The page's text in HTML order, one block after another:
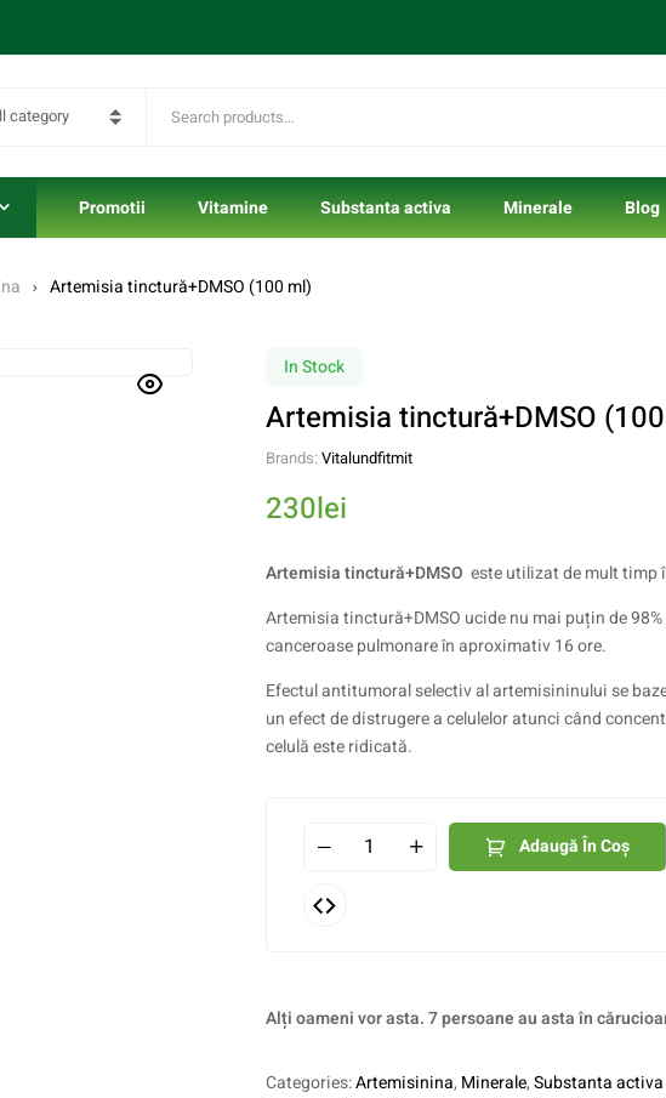
category
Promotii Vitamine Substanta activa Minerale Blog
Artemisia tinctură+DMSO (100 ml)
In Stock
Artemisia tinctură+DMSO
Brands: Vitalundfitmit
230lei
Artemisia tinctură+DMSO este utilizat de mult timp
Artemisia tinctură+DMSO ucide nu mai puțin de 98%
canceroase pulmonare în aproximativ 16 ore.
Efectul antitumoral selectiv al artemisininului se
un efect de distrugere a celulelor atunci când
celulă este ridicată.
Adaugă În Coș
Alți oameni vor asta. 7 persoane au asta în
Categories:Artemisinina, Minerale,Substanta activa